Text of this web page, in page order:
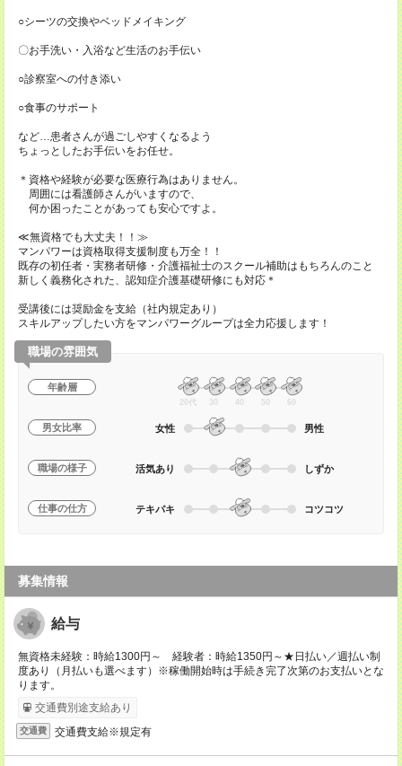
○シーツの交換やベッドメイキング
〇お手洗い・入浴など生活のお手伝い
○診察室への付き添い
○食事のサポート
など…患者さんが過ごしやすくなるよう
ちょっとしたお手伝いをお任せ。
＊資格や経験が必要な医療行為はありません。
周囲には看護師さんがいますので、
何か困ったことがあっても安心ですよ。
≪無資格でも大丈夫！！≫
マンパワーは資格取得支援制度も万全！！
既存の初任者・実務者研修・介護福祉士のスクール補助はもちろんのこと
新しく義務化された、認知症介護基礎研修にも対応＊
受講後には奨励金を支給（社内規定あり）
スキルアップしたい方をマンパワーグループは全力応援します！
職場の雰囲気
年齢層
20代 30 40 50 60
男女比率 女性 男性
職場の様子 活気あり しずか
仕事の仕方 テキパキ コツコツ
募集情報
給与
無資格未経験：時給1300円～ 経験者：時給1350円～★日払い／週払い制
度あり（月払いも選べます）※稼働開始時は手続き完了次第のお支払いとな
ります。
交通費別途支給あり
交通費 交通費支給※規定有